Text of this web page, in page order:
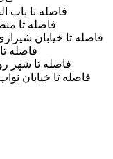
فاصله تا باب
فاصله تا منطقه
فاصله تا خیابان شیرازی (
فاصله تا
فاصله تا شهر رویایی
فاصله تا خیابان